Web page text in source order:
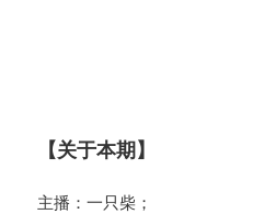
【关于本期】
主播：一只柴；